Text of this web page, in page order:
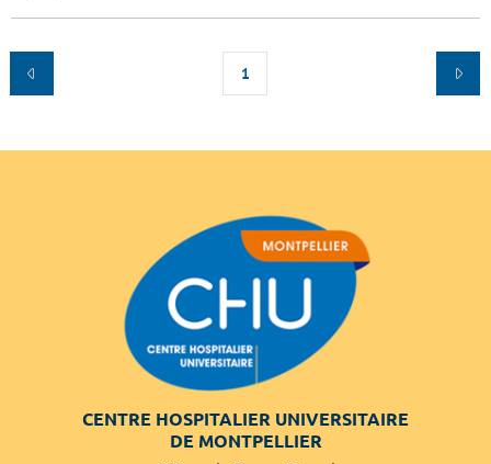
1
CENTRE HOSPITALIER UNIVERSITAIRE
DE MONTPELLIER